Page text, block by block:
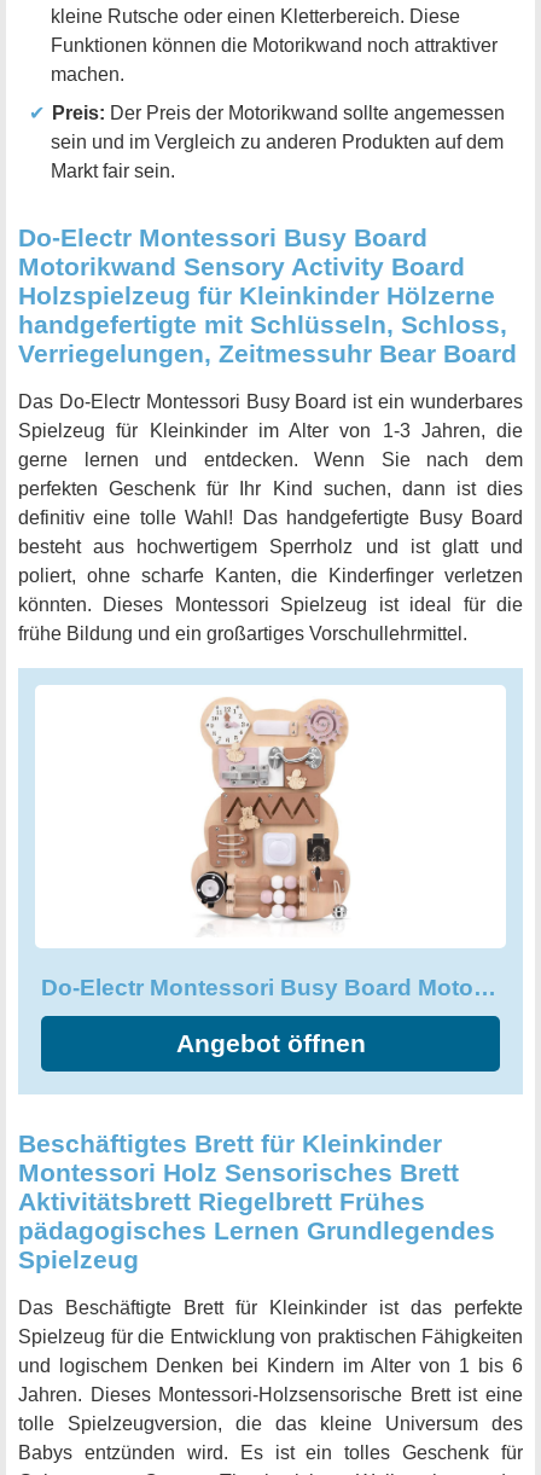
kleine Rutsche oder einen Kletterbereich. Diese
Funktionen können die Motorikwand noch attraktiver
machen.
Preis: Der Preis der Motorikwand sollte angemessen
sein und im Vergleich zu anderen Produkten auf dem
Markt fair sein.
Do-Electr Montessori Busy Board
Motorikwand Sensory Activity Board
Holzspielzeug für Kleinkinder Hölzerne
handgefertigte mit Schlüsseln, Schloss,
Verriegelungen, Zeitmessuhr Bear Board
Das Do-Electr Montessori Busy Board ist ein wunderbares
Spielzeug für Kleinkinder im Alter von 1-3 Jahren, die
gerne lernen und entdecken. Wenn Sie nach dem
perfekten Geschenk für Ihr Kind suchen, dann ist dies
definitiv eine tolle Wahl! Das handgefertigte Busy Board
besteht aus hochwertigem Sperrholz und ist glatt und
poliert, ohne scharfe Kanten, die Kinderfinger verletzen
könnten. Dieses Montessori Spielzeug ist ideal für die
frühe Bildung und ein großartiges Vorschullehrmittel.
Do-Electr Montessori Busy Board Motorikwand Sensory Activity
Angebot öffnen
Beschäftigtes Brett für Kleinkinder
Montessori Holz Sensorisches Brett
Aktivitätsbrett Riegelbrett Frühes
pädagogisches Lernen Grundlegendes
Spielzeug
Das Beschäftigte Brett für Kleinkinder ist das perfekte
Spielzeug für die Entwicklung von praktischen Fähigkeiten
und logischem Denken bei Kindern im Alter von 1 bis 6
Jahren. Dieses Montessori-Holzsensorische Brett ist eine
tolle Spielzeugversion, die das kleine Universum des
Babys entzünden wird. Es ist ein tolles Geschenk für